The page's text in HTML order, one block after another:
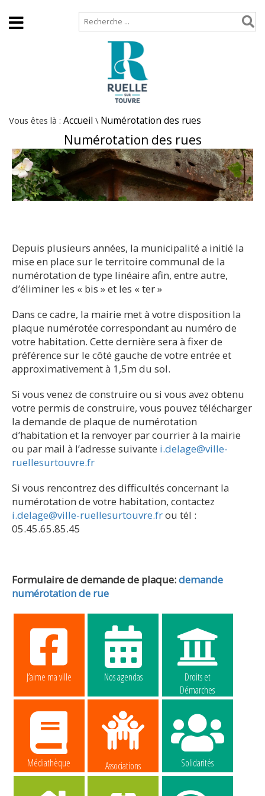
Vous êtes là : Accueil \ Numérotation des rues
Numérotation des rues
Depuis plusieurs années, la municipalité a initié la
mise en place sur le territoire communal de la
numérotation de type linéaire afin, entre autre,
d’éliminer les « bis » et les « ter »
Dans ce cadre, la mairie met à votre disposition la
plaque numérotée correspondant au numéro de
votre habitation. Cette dernière sera à fixer de
préférence sur le côté gauche de votre entrée et
approximativement à 1,5m du sol.
Si vous venez de construire ou si vous avez obtenu
votre permis de construire, vous pouvez télécharger
la demande de plaque de numérotation
d’habitation et la renvoyer par courrier à la mairie
ou par mail à l’adresse suivante i.delage@ville-
ruellesurtouvre.fr
Si vous rencontrez des difficultés concernant la
numérotation de votre habitation, contactez
i.delage@ville-ruellesurtouvre.frou tél :
05.45.65.85.45
Formulaire de demande de plaque:demande
numérotation de rue
J’aime ma ville Nos agendas
Droits et
Démarches
Médiathèque Associations Solidarités